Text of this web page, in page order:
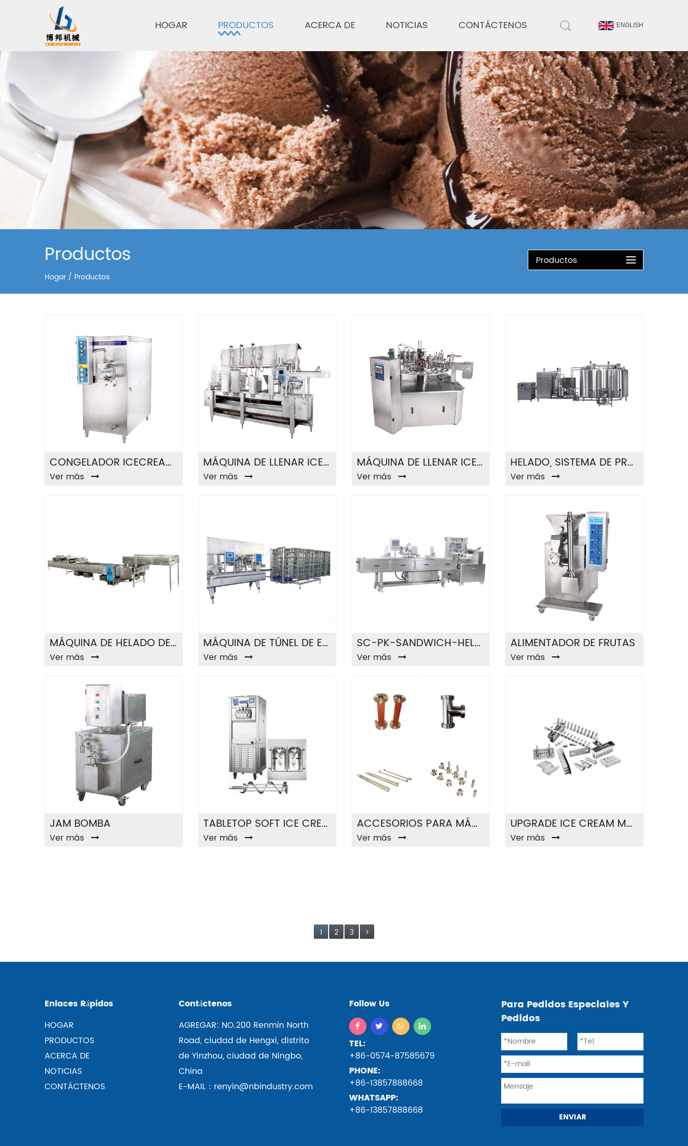
HOGAR PRODUCTOS ACERCA DE NOTICIAS CONTÁCTENOS ENGLISH
Productos
Hogar / Productos
Productos
CONGELADOR ICECREAM 1200L
Ver más
MÁQUINA DE LLENAR ICECREAM BG-4S6
Ver más
MÁQUINA DE LLENAR ICECREAM G20
Ver más
HELADO, SISTEMA DE PROCESAMIENTO DE YOGURT
Ver más
MÁQUINA DE HELADO DE PALO
Ver más
MÁQUINA DE TÚNEL DE EXTRUSIÓN
Ver más
SC-PK-SANDWICH-HELADO-MAQUINA
Ver más
ALIMENTADOR DE FRUTAS
Ver más
JAM BOMBA
Ver más
TABLETOP SOFT ICE CREAM MACHINE
Ver más
ACCESORIOS PARA MÁQUINAS DE CONGELACIÓN
Ver más
UPGRADE ICE CREAM MOLD SETS
Ver más
1 2 3 >
Enlaces Rápidos
HOGAR
PRODUCTOS
ACERCA DE
NOTICIAS
CONTÁCTENOS
Contáctenos
AGREGAR: NO.200 Renmin North
Road, ciudad de Hengxi, distrito
de Yinzhou, ciudad de Ningbo,
China
E-MAIL：renyin@nbindustry.com
Follow Us
TEL:
+86-0574-87585679
PHONE:
+86-13857888668
WHATSAPP:
+86-13857888668
Para Pedidos Especiales Y
Pedidos